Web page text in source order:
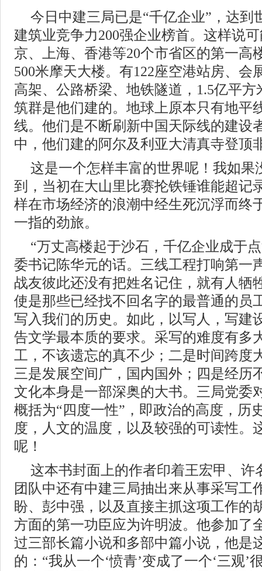
今日中建三局已是“千亿企业”，达到
建筑业竞争力200强企业榜首。这样说
京、上海、香港等20个市省区的第一高
500米摩天大楼。有122座空港站房、会
高架、公路桥梁、地铁隧道，1.5亿平
筑群是他们建的。地球上原本只有地平
线。他们是不断刷新中国天际线的建设
中，他们建的阿尔及利亚大清真寺登顶
这是一个怎样丰富的世界呢！我如果
到，当初在大山里比赛抡铁锤谁能超记
样在市场经济的浪潮中经生死沉浮而终
一指的劲旅。
“万丈高楼起于沙石，千亿企业成于
委书记陈华元的话。三线工程打响第一
战友彼此还没有把姓名记住，就有人牺
使是那些已经找不回名字的最普通的员
写入我们的历史。如此，以写人，写建
告文学最本质的要求。采写的难度有多
工，不该遗忘的真不少；二是时间跨度
三是发展空间广，国内国外；四是经历
文化本身是一部深奥的大书。三局党委
概括为“四度一性”，即政治的高度，历
度，人文的温度，以及较强的可读性。
呢！
这本书封面上的作者印着王宏甲、许
团队中还有中建三局抽出来从事采写工
盼、彭中强，以及直接主抓这项工作的
方面的第一功臣应为许明波。他参加了
过三部长篇小说和多部中篇小说，他是
的：“我从一个‘愤青’变成了一个‘三观’